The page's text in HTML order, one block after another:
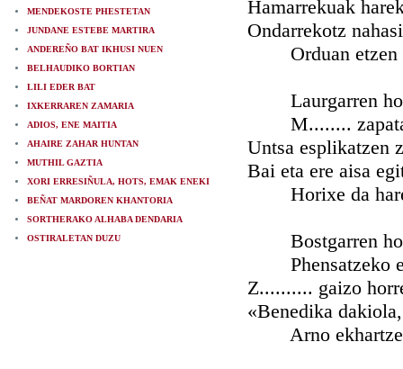
MENDEKOSTE PHESTETAN
JUNDANE ESTEBE MARTIRA
ANDEREÑO BAT IKHUSI NUEN
BELHAUDIKO BORTIAN
LILI EDER BAT
IXKERRAREN ZAMARIA
ADIOS, ENE MAITIA
AHAIRE ZAHAR HUNTAN
MUTHIL GAZTIA
XORI ERRESIÑULA, HOTS, EMAK ENEKI
BEÑAT MARDOREN KHANTORIA
SORTHERAKO ALHABA DENDARIA
OSTIRALETAN DUZU
Hamarrekuak
Ondarrekotz
Orduan etzen
Laurgarren
M........
Untsa esplikatzen
Bai eta ere aisa
Horixe da
Bostgarren
Phensatzeko
Z.......... gaizo
«Benedika
Arno